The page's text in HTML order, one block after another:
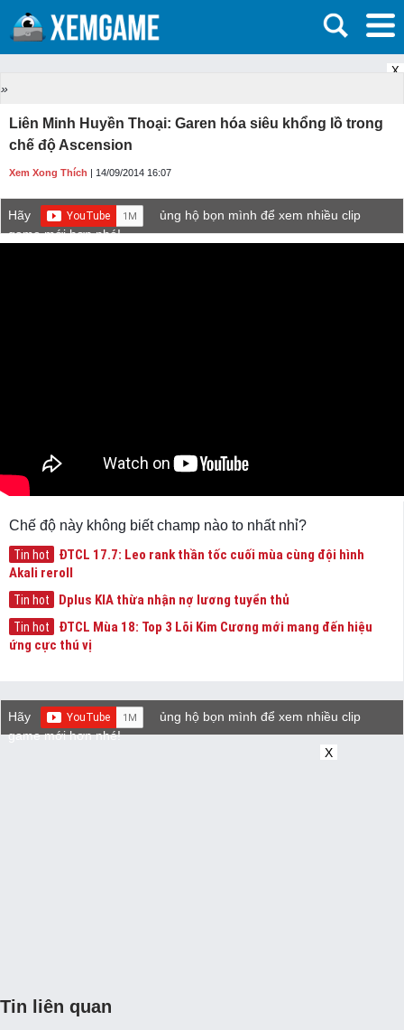
X
»
Liên Minh Huyền Thoại: Garen hóa siêu khổng lồ trong
chế độ Ascension
Xem Xong Thích | 14/09/2014 16:07
Hãy
ủng hộ bọn mình để xem nhiều clip
game mới hơn nhé!
Chế độ này không biết champ nào to nhất nhỉ?
Tin hot
ĐTCL 17.7: Leo rank thần tốc cuối mùa cùng đội hình
Akali reroll
Tin hot Dplus KIA thừa nhận nợ lương tuyển thủ
Tin hot
ĐTCL Mùa 18: Top 3 Lõi Kim Cương mới mang đến hiệu
ứng cực thú vị
Hãy
ủng hộ bọn mình để xem nhiều clip
game mới hơn nhé!
X
Tin liên quan